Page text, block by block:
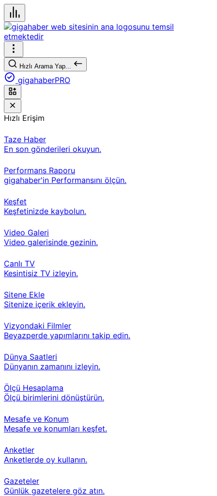
Hızlı Arama Yap...
gigahaberPRO
Hızlı Erişim
Taze Haber
En son gönderileri okuyun.
Performans Raporu
gigahaber'in Performansını ölçün.
Keşfet
Keşfetinizde kaybolun.
Video Galeri
Video galerisinde gezinin.
Canlı TV
Kesintisiz TV izleyin.
Sitene Ekle
Sitenize içerik ekleyin.
Vizyondaki Filmler
Beyazperde yapımlarını takip edin.
Dünya Saatleri
Dünyanın zamanını izleyin.
Ölçü Hesaplama
Ölçü birimlerini dönüştürün.
Mesafe ve Konum
Mesafe ve konumları keşfet.
Anketler
Anketlerde oy kullanın.
Gazeteler
Günlük gazetelere göz atın.